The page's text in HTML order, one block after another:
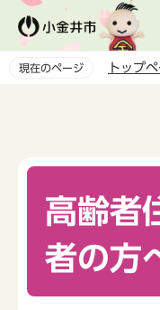
ペ
現在のページ トップ
高齢者
者の方